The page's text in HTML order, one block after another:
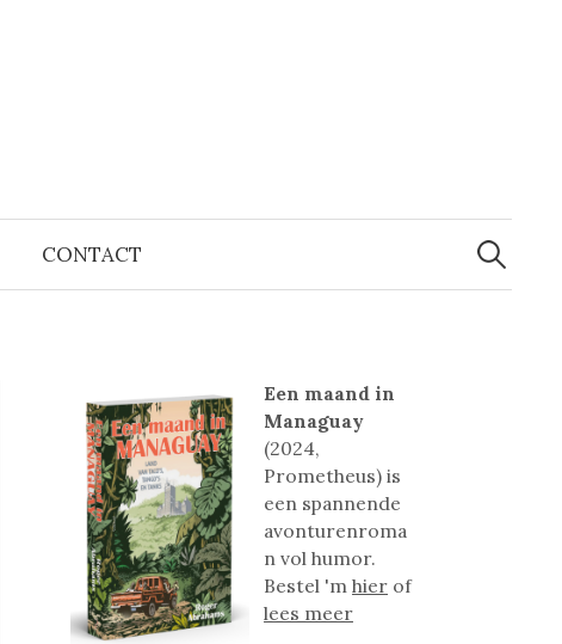
CONTACT
Zoeken
naar:
Een maand in
Managuay
(2024,
Prometheus) is
een spannende
avonturenroma
n vol humor.
Bestel 'mhier of
lees meer